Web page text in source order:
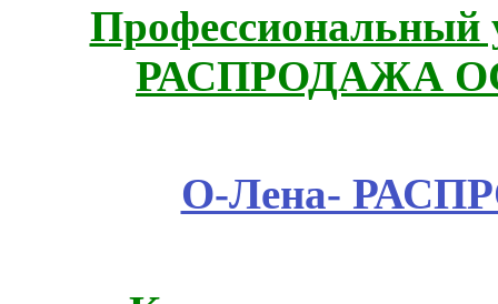
Профессиональный
РАСПРОДАЖА
О-Лена-